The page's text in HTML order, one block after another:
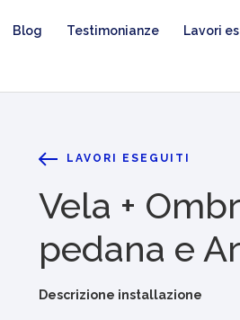
Blog Testimonianze Lavori
LAVORI ESEGUITI
Vela +
pedana e
Descrizione installazione